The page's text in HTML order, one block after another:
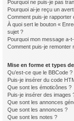
Pourquoi ne puis-je pas
Pourquoi ai-je reçu un
Comment puis-je
À quoi sert le bouton «
sujet ?
Pourquoi mon message a-
Comment puis-je remonter
Mise en forme et types
Qu’est-ce que le BBCode ?
Puis-je insérer du code
Que sont les émoticônes ?
Puis-je insérer des images
Que sont les annonces
Que sont les annonces ?
Que sont les notes ?